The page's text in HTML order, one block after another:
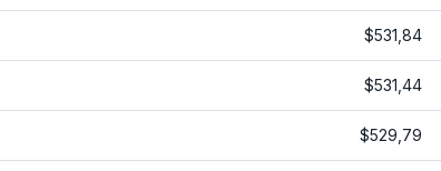
$531,84
$531,44
$529,79